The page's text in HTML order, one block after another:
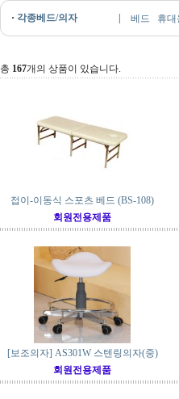
· 각종베드/의자 베드 휴대
총 167개의 상품이 있습니다.
접이-이동식 스포츠 베드 (BS-108)
회원전용제품
[보조의자] AS301W 스텐링의자(중)
회원전용제품